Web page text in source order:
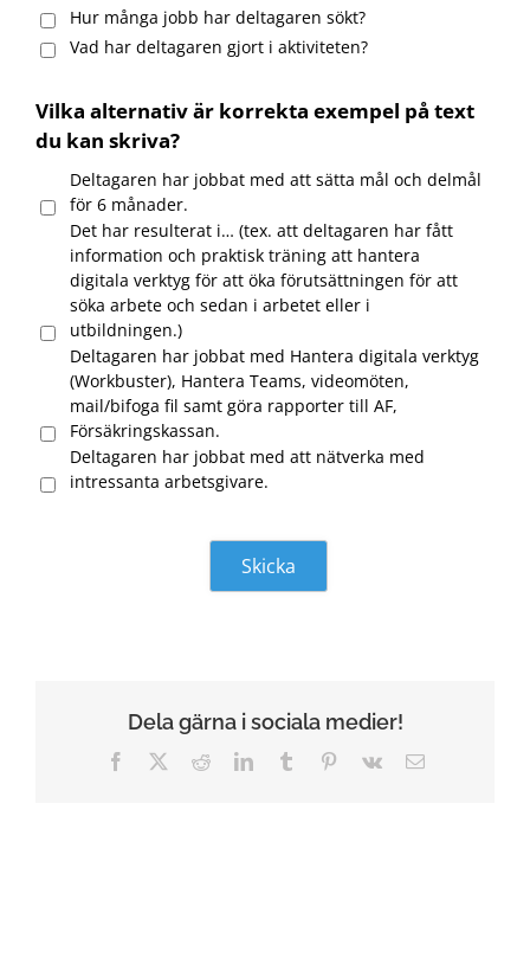
Hur många jobb har deltagaren sökt?
Vad har deltagaren gjort i aktiviteten?
Vilka alternativ är korrekta exempel på text
du kan skriva?
Deltagaren har jobbat med att sätta mål och delmål
för 6 månader.
Det har resulterat i… (tex. att deltagaren har fått
information och praktisk träning att hantera
digitala verktyg för att öka förutsättningen för att
söka arbete och sedan i arbetet eller i
utbildningen.)
Deltagaren har jobbat med Hantera digitala verktyg
(Workbuster), Hantera Teams, videomöten,
mail/bifoga fil samt göra rapporter till AF,
Försäkringskassan.
Deltagaren har jobbat med att nätverka med
intressanta arbetsgivare.
Dela gärna i sociala medier!
Facebook RedditLinkedInTumblr Pinterest
Vk Email